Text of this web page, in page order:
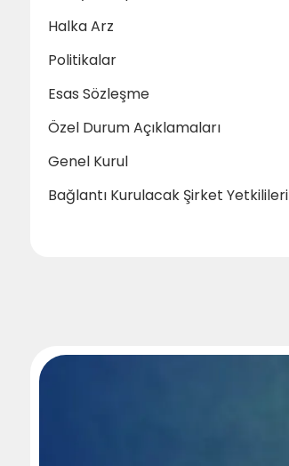
Halka Arz
Politikalar
Esas Sözleşme
Özel Durum Açıklamaları
Genel Kurul
Bağlantı Kurulacak Şirket Yetkilileri